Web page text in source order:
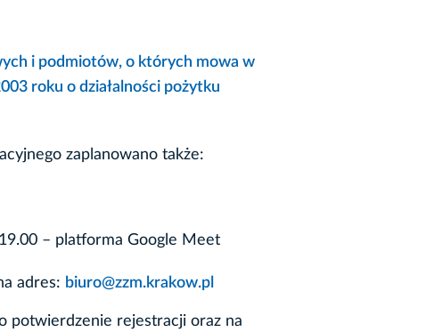
i podmiotów, o których mowa w
roku o działalności pożytku
zaplanowano także:
– platforma Google Meet
adres: biuro@zzm.krakow.pl
potwierdzenie rejestracji oraz na